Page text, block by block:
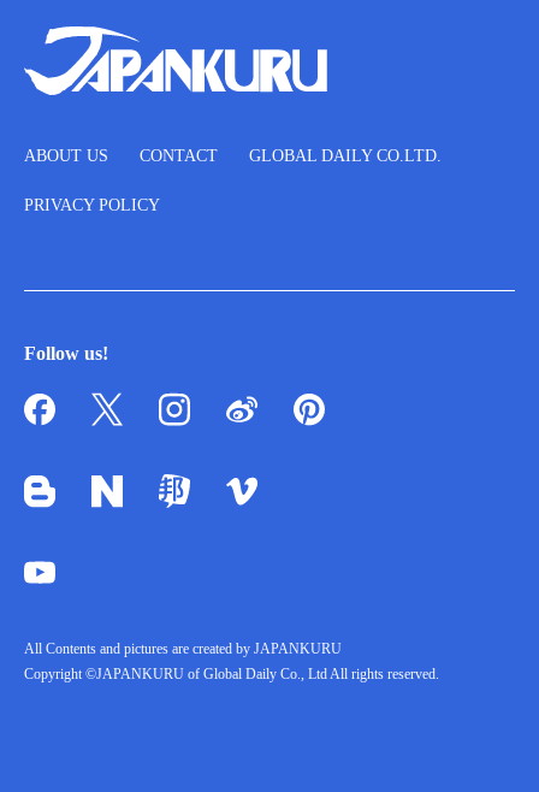
ABOUT US CONTACT GLOBAL DAILY CO.LTD.
PRIVACY POLICY
Follow us!
All Contents and pictures are created by JAPANKURU
Copyright ©JAPANKURU of Global Daily Co., Ltd All rights reserved.